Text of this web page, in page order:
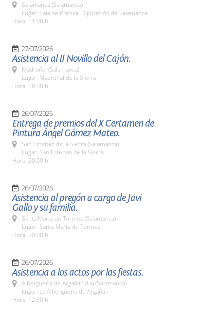
Salamanca (Salamanca)
Lugar: Sala de Prensa. Diputación de Salamanca
Hora: 11:00 h.
27/07/2026
Asistencia al II Novillo del Cajón.
Madroñal (Salamanca)
Lugar: Madroñal de la Sierra
Hora: 18:30 h.
26/07/2026
Entrega de premios del X Certamen de
Pintura Ángel Gómez Mateo.
San Esteban de la Sierra (Salamanca)
Lugar: San Esteban de la Sierra
Hora: 20:00 h.
26/07/2026
Asistencia al pregón a cargo de Javi
Gallo y su familia.
Santa Marta de Tormes (Salamanca)
Lugar: Santa Marta de Tormes
Hora: 20:00 h.
26/07/2026
Asistencia a los actos por las fiestas.
Alberguería de Argañán (La) (Salamanca)
Lugar: La Alberguería de Argañán
Hora: 12:30 h.